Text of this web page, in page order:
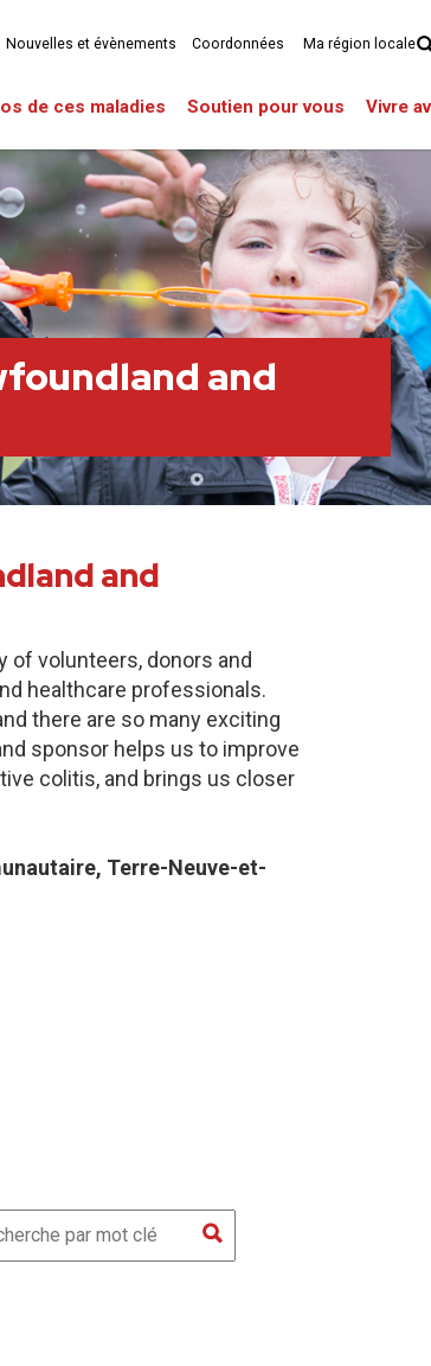
de ces maladies Soutien pour vous Vivre
Nouvelles et évènements Coordonnées Ma région locale
and
and
of volunteers, donors and
healthcare professionals.
there are so many exciting
sponsor helps us to improve
colitis, and brings us closer
Terre-Neuve-et-